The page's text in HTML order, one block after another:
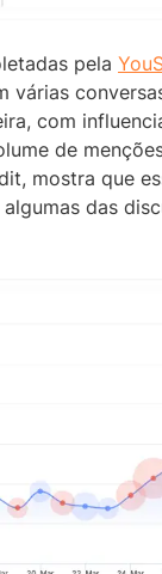
pela
várias
com
de
mostra que
das